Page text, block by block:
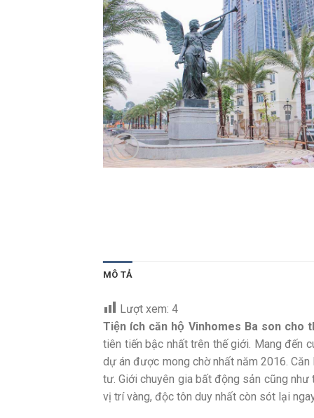
MÔ TẢ
Lượt xem: 4
Tiện ích căn hộ Vinhomes Ba son cho
tiên tiến bậc nhất trên thế giới. Mang đến
dự án được mong chờ nhất năm 2016.
tư. Giới chuyên gia bất động sản cũng
vị trí vàng, độc tôn duy nhất còn sót lại